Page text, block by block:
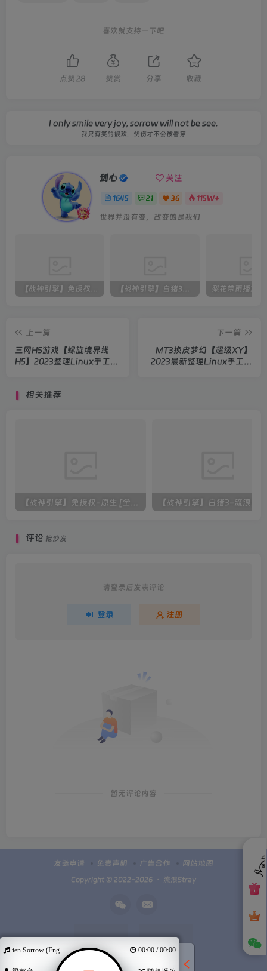
喜欢就支持一下吧
点赞 28 赞赏 分享 收藏
I only smile very joy, sorrow will not be see.
我只有笑的很欢，忧伤才不会被看穿
剑心 关注
1645 21 36 115W+
世界并没有变，改变的是我们
【战神引擎】免授权-原生 [全屏自动拾取] 插件 + 配置教程（更新修复版，具体自测） 【战神引擎】白猪3-流浪战神3神技8大陆全屏拾取版特色服务端+生肖+转生+秘境+神魔+双端+教程(更新眼神拾取)
上一篇
三网H5游戏【螺旋境界线
H5】2023整理Linux手工服
下一篇
MT3换皮梦幻【超级XY】
2023最新整理Linux手工服
相关推荐
【战神引擎】免授权-原生 [全屏自动拾取] 插件 + 配置教程（更新修复版，具体自测）
评论 抢沙发
请登录后发表评论
登录 注册
暂无评论内容
友链申请 免责声明 广告合作 网站地图
Copyright © 2022-2026 ・ 流浪Stray
Sorrow (Eng.ver) 00:00 / 00:00